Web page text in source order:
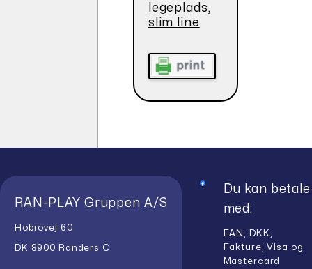
legeplads,
slim line
RAN-PLAY Gruppen A/S
Hobrovej 60
DK 8900 Randers C
Du kan betale
med:
EAN, DKK,
Fakture, Visa og
Mastercard